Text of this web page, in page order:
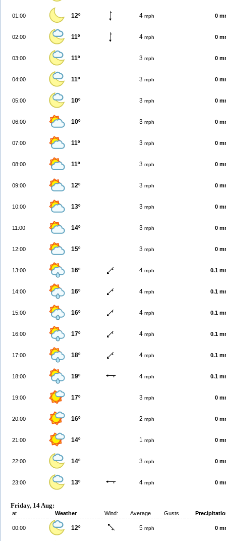
01:00 12º 4 mph 0
02:00 11º 4 mph 0
03:00 11º 3 mph 0
04:00 11º 3 mph 0
05:00 10º 3 mph 0
06:00 10º 3 mph 0
07:00 11º 3 mph 0
08:00 11º 3 mph 0
09:00 12º 3 mph 0
10:00 13º 3 mph 0
11:00 14º 3 mph 0
12:00 15º 3 mph 0
13:00 16º 4 mph 0.1
14:00 16º 4 mph 0.1
15:00 16º 4 mph 0.1
16:00 17º 4 mph 0.1
17:00 18º 4 mph 0.1
18:00 19º 4 mph 0.1
19:00 17º 3 mph 0
20:00 16º 2 mph 0
21:00 14º 1 mph 0
22:00 14º 3 mph 0
23:00 13º 4 mph 0
Friday, 14 Aug:
at Weather Wind: Average Gusts
00:00 12º 5 mph 0